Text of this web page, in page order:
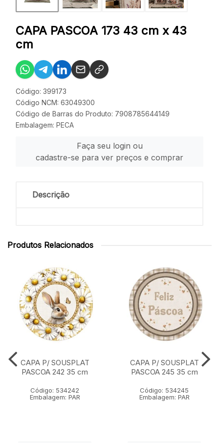
CAPA PASCOA 173 43 cm x 43
cm
Código: 399173
Código NCM: 63049300
Código de Barras do Produto: 7908785644149
Embalagem: PECA
Faça seu login ou
cadastre-se para ver preços e comprar
Descrição
Produtos Relacionados
CAPA P/ SOUSPLAT
PASCOA 242 35 cm
Código: 534242
Embalagem: PAR
CAPA P/ SOUSPLAT
PASCOA 245 35 cm
Código: 534245
Embalagem: PAR